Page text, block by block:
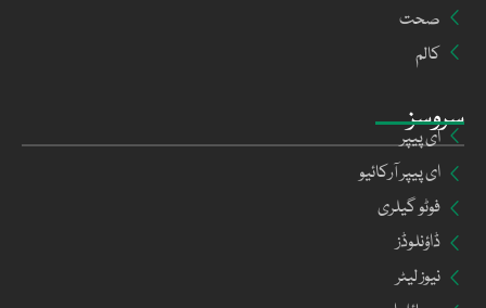
سروسز
ای پیپر
ای پیپر آرکائیو
فوٹو گیلری
ڈاؤنلوڈز
نیوز لیٹر
صحت
کالم